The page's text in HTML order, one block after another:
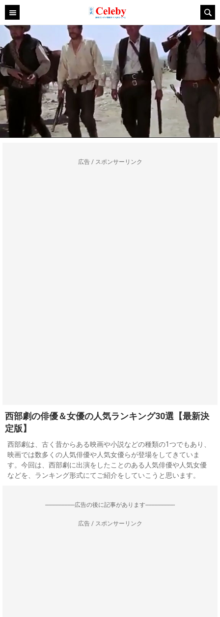
広告 / スポンサーリンク
西部劇の俳優＆女優の人気ランキング30選【最新決
定版】
西部劇は、古く昔からある映画や小説などの種類の1つでもあり、
映画では数多くの人気俳優や人気女優らが登場をしてきていま
す。今回は、西部劇に出演をしたことのある人気俳優や人気女優
などを、ランキング形式にてご紹介をしていこうと思います。
--------------------広告の後に記事があります--------------------
広告 / スポンサーリンク